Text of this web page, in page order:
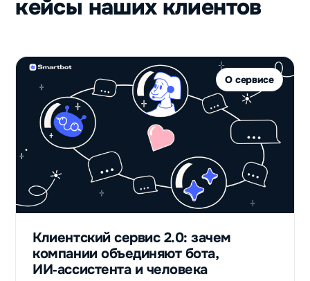
бота‑ассистента
олимпиадам
Владислав
Детское
образование
947
столько
контактов
клиентов
получили с
нуля после
кейсы наших клиентов
О сервисе
Клиентский сервис 2.0: зачем
компании объединяют бота,
ИИ‑ассистента и человека